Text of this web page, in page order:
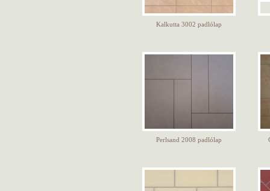
Kalkutta 3002 padlólap
Perlsand 2008 padlólap